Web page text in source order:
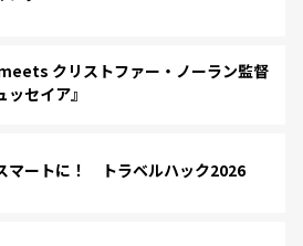
クリストファー・ノーラン監督
セイア』
マートに！ トラベルハック2026